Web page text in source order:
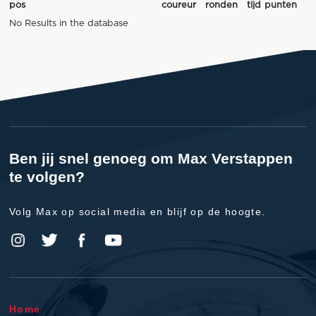
pos coureur ronden tijd
punten
No Results in the database
Ben jij snel genoeg om Max Verstappen
te volgen?
Volg Max op social media en blijf op de hoogte.
Home